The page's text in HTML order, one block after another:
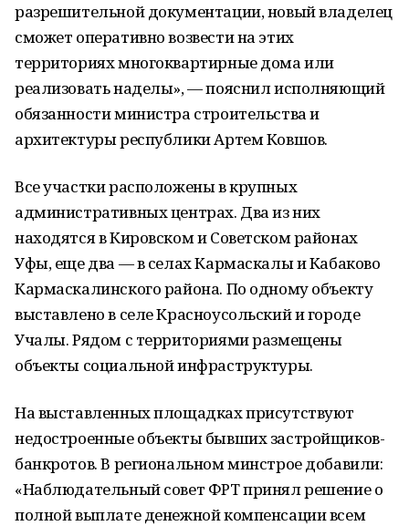
разрешительной документации, новый владелец
сможет оперативно возвести на этих
территориях многоквартирные дома или
реализовать наделы», — пояснил исполняющий
обязанности министра строительства и
архитектуры республики Артем Ковшов.
Все участки расположены в крупных
административных центрах. Два из них
находятся в Кировском и Советском районах
Уфы, еще два — в селах Кармаскалы и Кабаково
Кармаскалинского района. По одному объекту
выставлено в селе Красноусольский и городе
Учалы. Рядом с территориями размещены
объекты социальной инфраструктуры.
На выставленных площадках присутствуют
недостроенные объекты бывших застройщиков-
банкротов. В региональном минстрое добавили:
«Наблюдательный совет ФРТ принял решение о
полной выплате денежной компенсации всем